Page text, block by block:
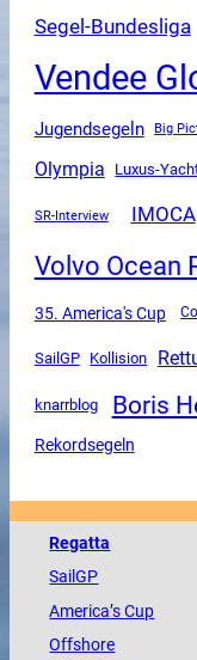
Segel-Bundesliga
Vendee
Jugendsegeln Big
Olympia Luxus-
SR-Interview IMOCA
Volvo Ocean
35. America's Cup
SailGP Kollision
knarrblog Boris
Rekordsegeln
Regatta
SailGP
America’s Cup
Offshore